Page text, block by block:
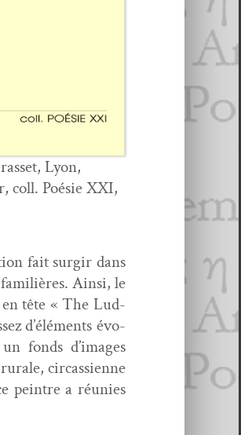
Lyon,
coll. Poésie XXI,
fait sur­gir dans
famil­ières. Ain­si, le
en tête « The Lud­
d’éléments évo­
fonds d’images
cir­cassi­enne
pein­tre a réu­nies